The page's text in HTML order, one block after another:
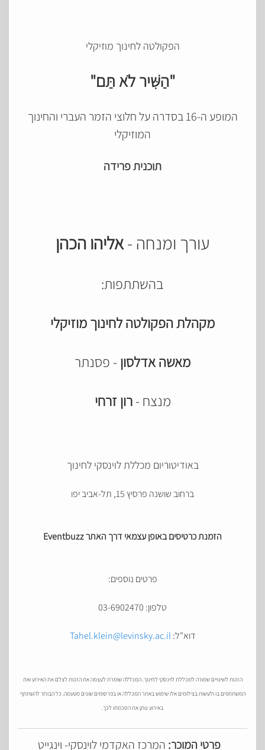
הפקולטה לחינוך מוזיקלי
"הַשִּׁיר לֹא תַּם"
המופע ה-16 בסדרה על חלוצי הזמר העברי והחינוך
המוזיקלי
תוכנית פרידה
עורך ומנחה -אליהו הכהן
בהשתתפות:
מקהלת הפקולטה לחינוך מוזיקלי
מאשה אדלסון- פסנתר
מנצח -רון זרחי
באודיטוריום מכללת לוינסקי לחינוך
ברחוב שושנה פרסיץ 15, תל-אביב יפו
הזמנת כרטיסים באופן עצמאי דרך האתר Eventbuzz
פרטים נוספים:
טלפון: 03-6902470
דוא"ל: Tahel.klein@levinsky.ac.il
הזכות לשינויים שמורה למכללת לוינסקי לחינוך.המכללה שומרת לעצמה את הזכות לצלם את האירוע ואת
המשתתפים בו ולעשות בצילומים אלושימוש באתר המכללה או בפרסומים שונים מטעמה. כל הבוחר להשתתף
באירוע נותן את הסכמתו לכך.
פרטי המוכר: המרכז האקדמי לוינסקי- וינגייט